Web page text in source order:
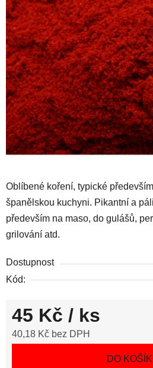
Oblíbené koření, typické
španělskou kuchyni. Pikantní a
především na maso, do gulášů,
grilování atd.
Dostupnost
Kód:
45 Kč / ks
40,18 Kč bez DPH
DO